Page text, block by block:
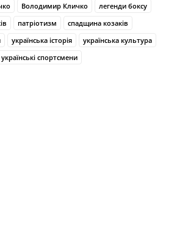
Володимир Кличко
легенди боксу
патріотизм
спадщина козаків
українська історія
українська культура
українські спортсмени